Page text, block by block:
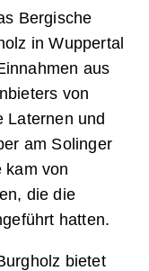
Bergische
in Wuppertal
aus
von
Laternen und
am Solinger
kam von
die die
hatten.
bietet